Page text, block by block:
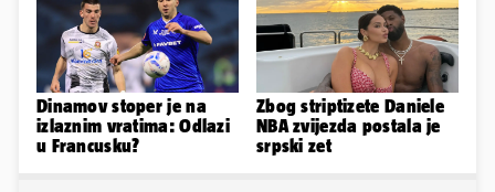
Dinamov stoper je na
izlaznim vratima: Odlazi
u Francusku?
Zbog striptizete Daniele
NBA zvijezda postala je
srpski zet